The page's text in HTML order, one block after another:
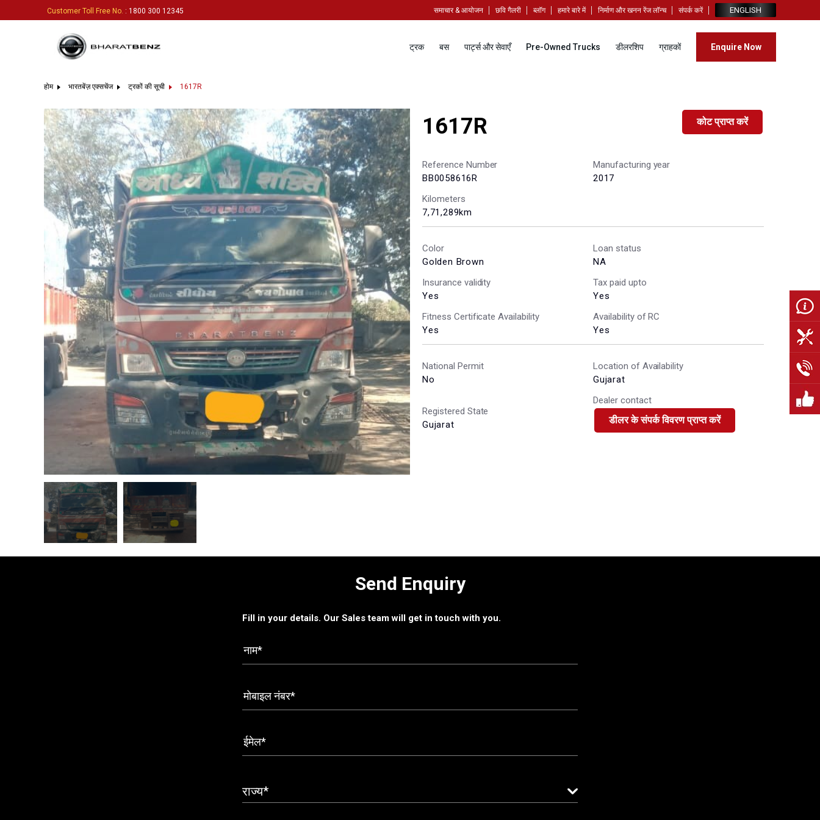
Customer Toll Free No. : 1800 300 12345 समाचार & आयोजन छवि गैलरी ब्लॉग हमारे बारे में निर्माण और खनन रेंज लॉन्च संपर्क करें ENGLISH
ट्रक बस पार्ट्स और सेवाएँ Pre-Owned Trucks डीलरशिप ग्राहकों Enquire Now
होम भारतबेंज़ एक्सचेंज ट्रकों की सूची 1617R
1617R कोट प्राप्त करें
Reference Number
BB0058616R
Manufacturing year
2017
Kilometers
7,71,289km
Color
Golden Brown
Loan status
NA
Insurance validity
Yes
Tax paid upto
Yes
Fitness Certificate Availability
Yes
Availability of RC
Yes
National Permit
No
Location of Availability
Gujarat
Registered State
Gujarat
Dealer contact
डीलर के संपर्क विवरण प्राप्त करें
Send Enquiry
Fill in your details. Our Sales team will get in touch with you.